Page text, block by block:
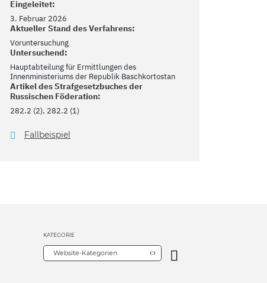
Eingeleitet:
3. Februar 2026
Aktueller Stand des Verfahrens:
Voruntersuchung
Untersuchend:
Hauptabteilung für Ermittlungen des
Innenministeriums der Republik Baschkortostan
Artikel des Strafgesetzbuches der
Russischen Föderation:
282.2 (2), 282.2 (1)
Fallbeispiel
KATEGORIE
Website-Kategorien